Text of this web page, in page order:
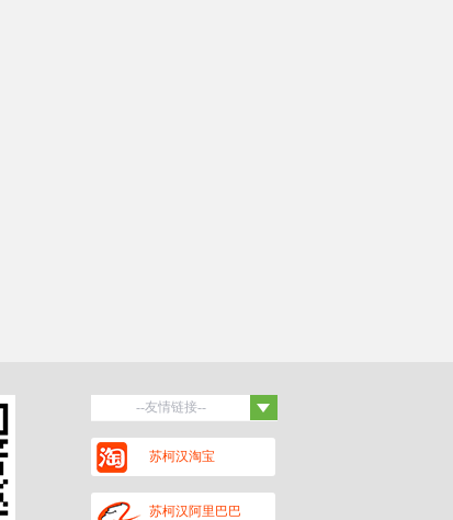
--友情链接--
保罗蒂姆汉
潍坊招聘网
苏柯汉淘宝
苏柯汉阿里巴巴